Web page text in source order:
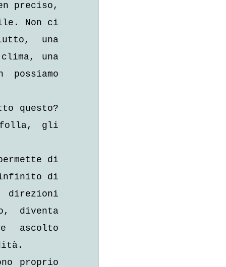
preciso,
Non ci
una
una
possiamo
questo?
folla, gli
di
infinito di
diventa
ascolto
proprio